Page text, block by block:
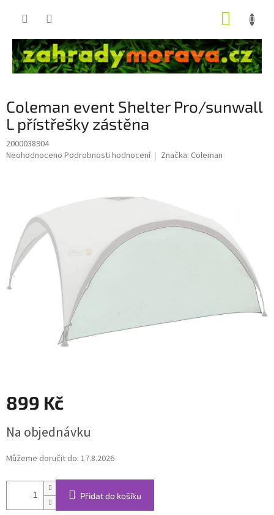
Coleman event Shelter Pro/sunwall
L přístřešky zástěna
2000038904
Průměrné
hvězdiček.
Neohodnoceno Podrobnosti hodnocení Značka: Coleman
899 Kč
cena:
Na objednávku
Můžeme doručit do: 17.8.2026
Přidat do košíku